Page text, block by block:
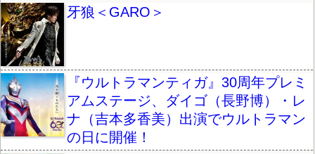
牙狼＜GARO＞
『ウルトラマンティガ』30周年プレミ
アムステージ、ダイゴ（長野博）・レ
ナ（吉本多香美）出演でウルトラマン
の日に開催！